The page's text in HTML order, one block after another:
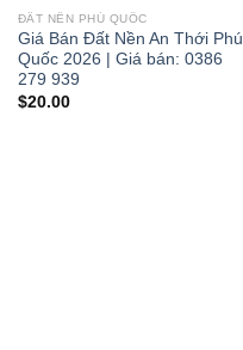
ĐẤT NỀN PHÚ QUỐC
Giá Bán Đất Nền An Thới Phú
Quốc 2026 | Giá bán: 0386
279 939
$20.00